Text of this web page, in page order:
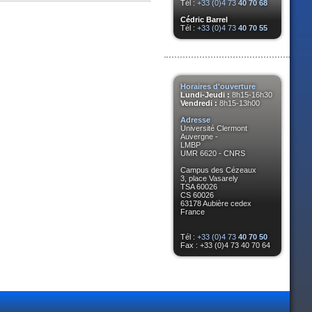
Tél : +33 (0)4 73 40 70 68
Cédric Barrel
Tél : +33 (0)4 73 40 70 55
Horaires d'ouverture
Lundi-Jeudi : 8h15-16h30
Vendredi : 8h15-13h00
Adresse
Université Clermont
Auvergne -
LMBP
UMR 6620 - CNRS
Campus des Cézeaux
3, place Vasarely
TSA 60026
CS 60026
63178 Aubière cedex
France
Tél : +33 (0)4 73 40 70 50
Fax : +33 (0)4 73 40 70 64